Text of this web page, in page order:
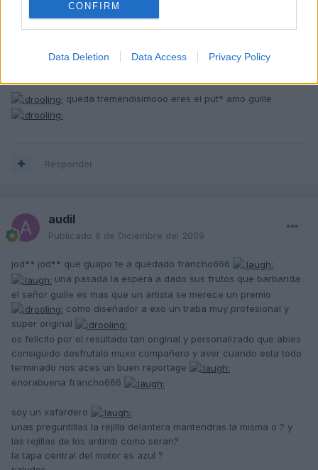
CONFIRM
Data Deletion Data Access Privacy Policy
magiclive_a4
queda tremendisimooo eres el put* amo guille
Responder
audil
Publicado 6 de Diciembre del 2009
jod** jod** que guapo te a quedado francho666
una pasada la espera a dado sus frutos que barbarida
el señor guille es mas que un artista se merece un premio
como diseñador a exo un traba muy profesional y
super original
os felicito por el resultado tan original y personalizado que abies
consiguido desfrutalo muxo compañero y aver cuando esta todo
terminado nos aces un buen reportage
enorabuena francho666
soy un xafardero
unas preguntillas la rejilla delantera mantendras la misma o ? y
las rejillas de los antinib como seran?
la tapa central del motor es azul ?